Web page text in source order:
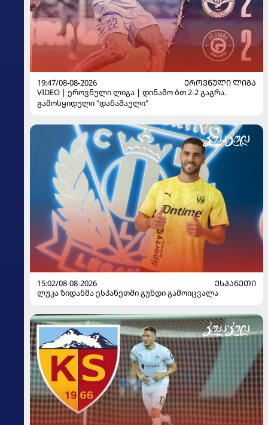
19:47/08-08-2026
ᲔᲠᲝᲕᲜᲣᲚᲘ ᲚᲘᲒᲐ
VIDEO | ეროვნული ლიგა | დინამო ბთ 2-2 გაგრა.
გამოსყიდული "დანაშაული"
15:02/08-08-2026
ᲔᲡᲞᲐᲜᲔᲗᲘ
ლუკა ზიდანმა ესპანეთში გუნდი გამოიცვალა